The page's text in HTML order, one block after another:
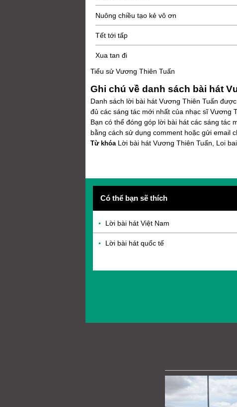
Nuông chiều tạo kẻ vô ơn
Tết tới tấp
Xua tan đi
Tiểu sử Vương Thiên Tuấn
Ghi chú về danh sách bài hát
Danh sách lời bài hát Vương Thiên Tuấn
đủ các sáng tác mới nhất của nhạc sĩ Vương
Bạn có thể đóng góp lời bài hát các sáng tác
bằng cách sử dụng comment hoặc gửi email
Từ khóa Lời bài hát Vương Thiên Tuấn, Loi
Có thể bạn sẽ thích
Lời bài hát Việt Nam
Lời bài hát quốc tế